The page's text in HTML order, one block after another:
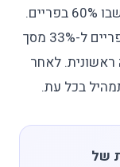
ו-70% קבועה מגיב שונה לחלוטין מתיק שבו 60% בפריים.
בנק ישראל מגביל מינהלית את שיעור הפריים ל-33% מסך
ראשונית. לאחר
בכל עת.
של